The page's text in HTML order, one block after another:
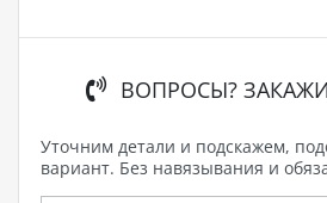
ВОПРОСЫ?
Уточним детали и подскажем,
вариант. Без навязывания и